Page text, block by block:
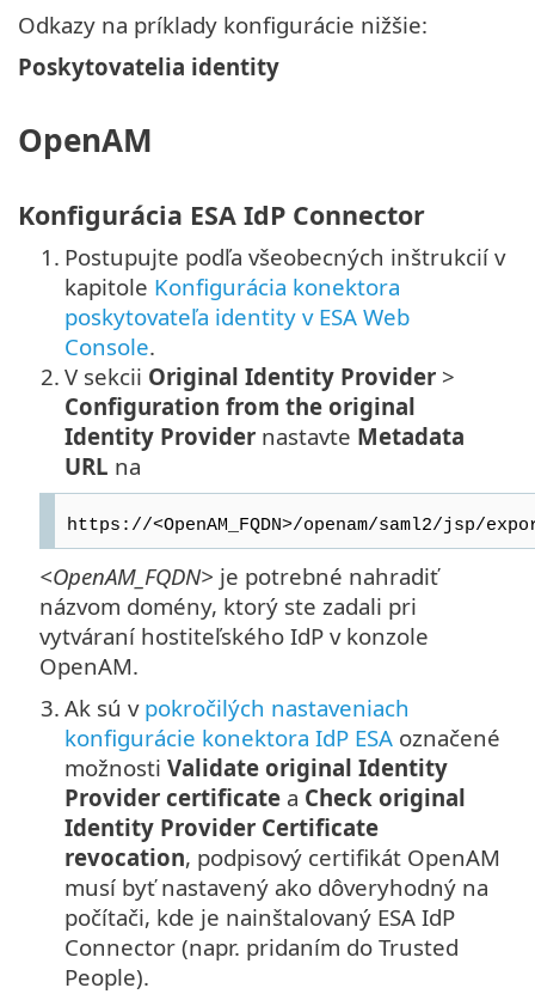
Odkazy na príklady konfigurácie nižšie:
Poskytovatelia identity
OpenAM
Konfigurácia ESA IdP Connector
1. Postupujte podľa všeobecných inštrukcií v
kapitole Konfigurácia konektora
poskytovateľa identity v ESA Web
Console.
2. V sekcii Original Identity Provider >
Configuration from the original
Identity Provider nastavte Metadata
URL na
https://<OpenAM_FQDN>/openam/saml2/jsp/
<OpenAM_FQDN> je potrebné nahradiť
názvom domény, ktorý ste zadali pri
vytváraní hostiteľského IdP v konzole
OpenAM.
3. Ak sú v pokročilých nastaveniach
konfigurácie konektora IdP ESA označené
možnosti Validate original Identity
Provider certificate a Check original
Identity Provider Certificate
revocation, podpisový certifikát OpenAM
musí byť nastavený ako dôveryhodný na
počítači, kde je nainštalovaný ESA IdP
Connector (napr. pridaním do Trusted
People).